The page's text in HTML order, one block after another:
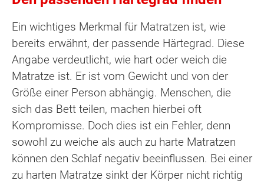
Ein wichtiges Merkmal für Matratzen ist, wie
bereits erwähnt, der passende Härtegrad. Diese
Angabe verdeutlicht, wie hart oder weich die
Matratze ist. Er ist vom Gewicht und von der
Größe einer Person abhängig. Menschen, die
sich das Bett teilen, machen hierbei oft
Kompromisse. Doch dies ist ein Fehler, denn
sowohl zu weiche als auch zu harte Matratzen
können den Schlaf negativ beeinflussen. Bei einer
zu harten Matratze sinkt der Körper nicht richtig